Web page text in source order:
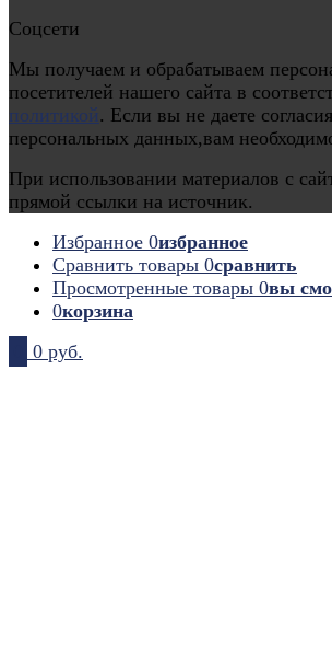
Соцсети
Мы получаем и обрабатываем
посетителей нашего сайта в
политикой. Если вы не даете
персональных данных,вам
При использовании материалов с
прямой ссылки на источник.
Избранное 0избранное
Сравнить товары 0сравнить
Просмотренные товары 0вы
0корзина
0 руб.